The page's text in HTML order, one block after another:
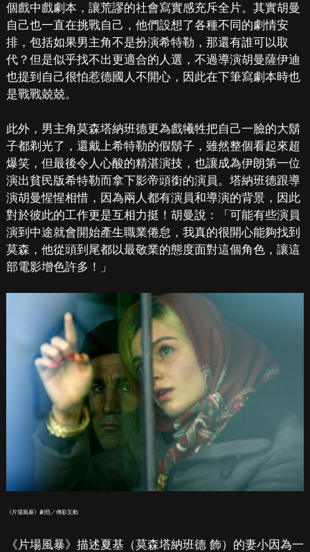
個戲中戲劇本，讓荒謬的社會寫實感充斥全片。其實胡曼
自己也一直在挑戰自己，他們設想了各種不同的劇情安
排，包括如果男主角不是扮演希特勒，那還有誰可以取
代？但是似乎找不出更適合的人選，不過導演胡曼薩伊迪
也提到自己很怕惹德國人不開心，因此在下筆寫劇本時也
是戰戰兢兢。
此外，男主角莫森塔納班德更為戲犧牲把自己一臉的大鬍
子都剃光了，還戴上希特勒的假鬍子，雖然整個看起來超
爆笑，但最後令人心酸的精湛演技，也讓成為伊朗第一位
演出貧民版希特勒而拿下影帝頭銜的演員。塔納班德跟導
演胡曼惺惺相惜，因為兩人都有演員和導演的背景，因此
對於彼此的工作更是互相力挺！胡曼說：「可能有些演員
演到中途就會開始產生職業倦怠，我真的很開心能夠找到
莫森，他從頭到尾都以最敬業的態度面對這個角色，讓這
部電影增色許多！」
《片場風暴》劇照／傳影互動
《片場風暴》描述夏基（莫森塔納班德 飾）的妻小因為一